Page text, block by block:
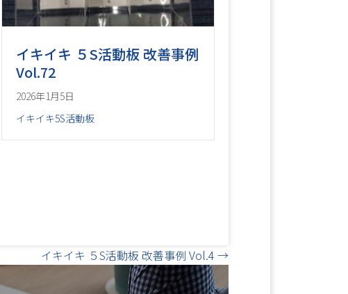
イキイキ ５S活動板 改善事例
Vol.72
2026年1月5日
イキイキ5S活動板
イキイキ ５S活動板 改善事例 Vol.4 →